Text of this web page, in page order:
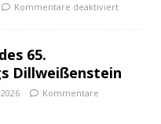
Kommentare deaktiviert
65.
Dillweißenstein
Kommentare